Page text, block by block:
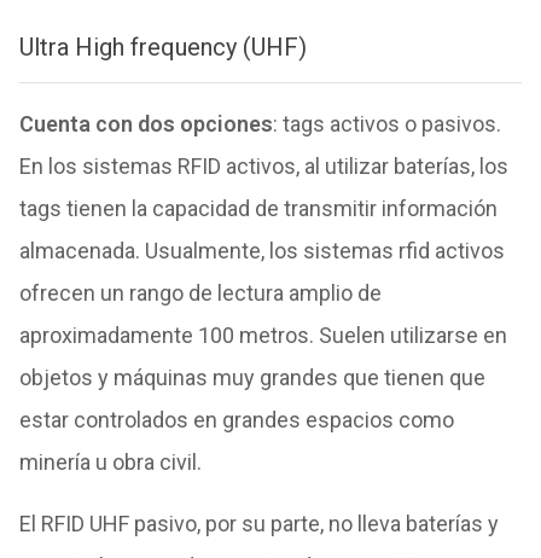
Ultra High frequency (UHF)
Cuenta con dos opciones: tags activos o pasivos.
En los sistemas RFID activos, al utilizar baterías, los
tags tienen la capacidad de transmitir información
almacenada. Usualmente, los sistemas rfid activos
ofrecen un rango de lectura amplio de
aproximadamente 100 metros. Suelen utilizarse en
objetos y máquinas muy grandes que tienen que
estar controlados en grandes espacios como
minería u obra civil.
El RFID UHF pasivo, por su parte, no lleva baterías y